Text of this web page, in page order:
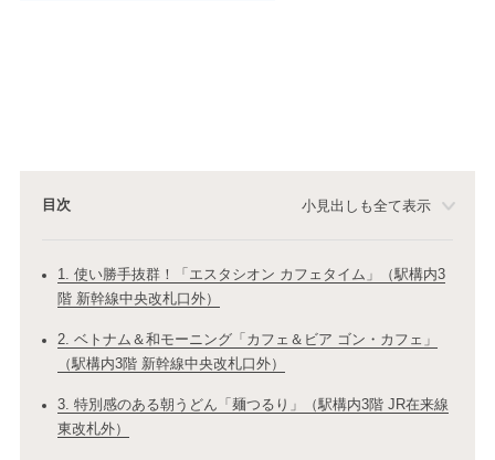
目次 小見出しも全て表示
1. 使い勝手抜群！「エスタシオン カフェタイム」（駅構内3
階 新幹線中央改札口外）
2. ベトナム＆和モーニング「カフェ＆ビア ゴン・カフェ」
（駅構内3階 新幹線中央改札口外）
3. 特別感のある朝うどん「麺つるり」（駅構内3階 JR在来線
東改札外）